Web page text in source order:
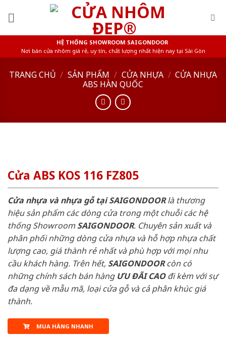
HỆ THỐNG SHOWROOM SAIGONDOOR
Nơi bán cửa nhôm giá rẻ, uy tín, chất lượng nhất hiện nay tại Sài Gòn
TRANG CHỦ / SẢN PHẨM / CỬA NHỰA / CỬA NHỰA
ABS HÀN QUỐC
Cửa ABS KOS 116 FZ805
Cửa nhựa và nhựa gỗ tại SAIGONDOORlà thương
hiệu sản phẩm các dòng cửa trong một chuỗi các hệ
thống ShowroomSAIGONDOOR. Chuyên sản xuất và
phân phối những dòng cửa nhựa và hỗ hợp nhựa chất
lượng cao, giá thành rẻ nhất và phù hợp với mọi nhu
cầu khách hàng. Trên hết, SAIGONDOORcòn có
những chính sách bán hàng ƯU ĐÃI CAOđi kèm với sự
đa dạng về mẫu mã, loại cửa gỗ và cả phân khúc giá
thành.
MUA HÀNG NHANH